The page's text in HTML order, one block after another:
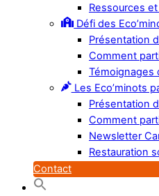
Ressources
Défi des
Présentation
Comment
Témoignages
Les Eco’minots
Présentation
Comment
Newsletter
Restauration
Contact